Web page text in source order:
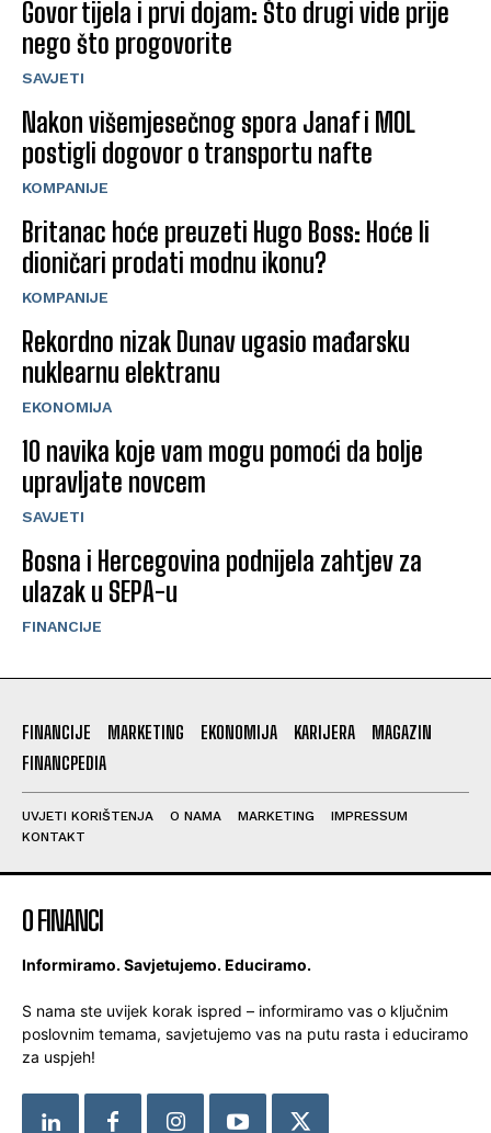
Govor tijela i prvi dojam: Što drugi vide prije
nego što progovorite
SAVJETI
Nakon višemjesečnog spora Janaf i MOL
postigli dogovor o transportu nafte
KOMPANIJE
Britanac hoće preuzeti Hugo Boss: Hoće li
dioničari prodati modnu ikonu?
KOMPANIJE
Rekordno nizak Dunav ugasio mađarsku
nuklearnu elektranu
EKONOMIJA
10 navika koje vam mogu pomoći da bolje
upravljate novcem
SAVJETI
Bosna i Hercegovina podnijela zahtjev za
ulazak u SEPA-u
FINANCIJE
FINANCIJE MARKETING EKONOMIJA KARIJERA
MAGAZIN
FINANCPEDIA
UVJETI KORIŠTENJA O NAMA MARKETING
IMPRESSUM
KONTAKT
O FINANCI
Informiramo. Savjetujemo. Educiramo.
S nama ste uvijek korak ispred – informiramo vas o ključnim
poslovnim temama, savjetujemo vas na putu rasta i educiramo
za uspjeh!